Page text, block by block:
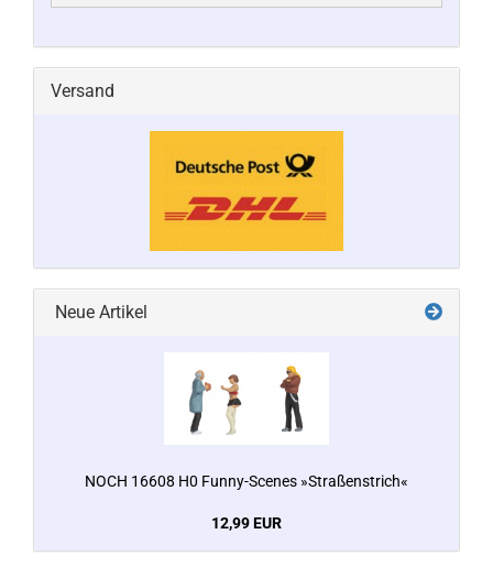
Versand
Neue Artikel
NOCH 16608 H0 Funny-Scenes »Straßenstrich«
12,99 EUR